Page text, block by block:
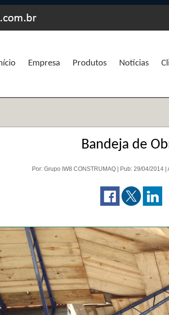
Empresa Produtos Notícias
Bandeja de
Por: Grupo IW8 CONSTRUMAQ | Pub: 29/04/2014